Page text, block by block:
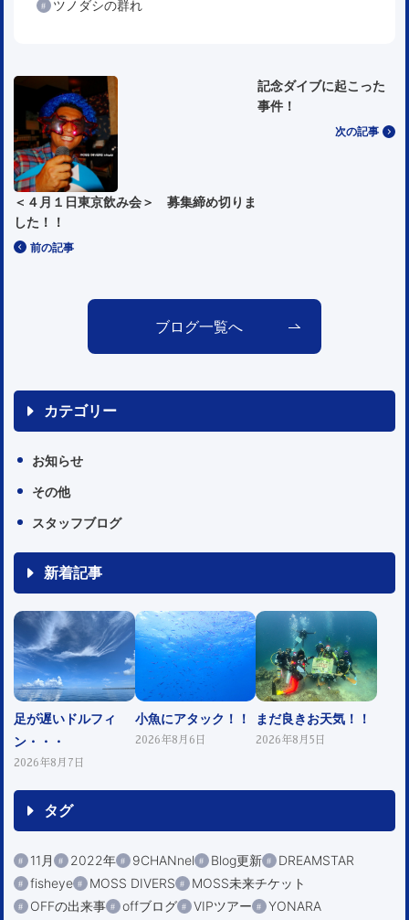
ツノダシの群れ
前の記事
＜４月１日東京飲み会＞ 募集締め切りま
した！！
次の記事
記念ダイブに起こった
事件！
ブログ一覧へ
カテゴリー
お知らせ
その他
スタッフブログ
新着記事
足が遅いドルフィ
ン・・・
2026年8月7日
小魚にアタック！！
2026年8月6日
まだ良きお天気！！
2026年8月5日
タグ
11月 2022年 9CHANnel Blog更新
DREAMSTAR
fisheye
MOSS DIVERS
MOSS未来チケット
OFFの出来事
offブログ VIPツアー
YONARA